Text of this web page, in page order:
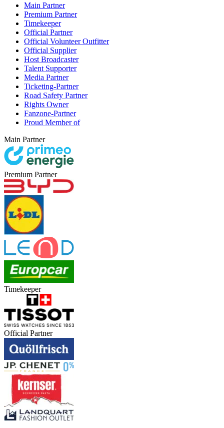
Main Partner
Premium Partner
Timekeeper
Official Partner
Official Volunteer Outfitter
Official Supplier
Host Broadcaster
Talent Supporter
Media Partner
Ticketing-Partner
Road Safety Partner
Rights Owner
Fanzone-Partner
Proud Member of
Main Partner
Premium Partner
Timekeeper
Official Partner